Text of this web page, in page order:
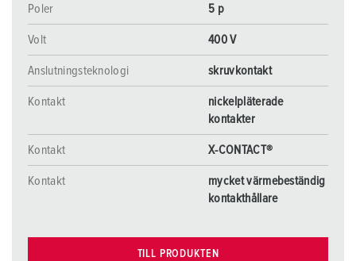
Poler 5 p
Volt 400 V
Anslutningsteknologi skruvkontakt
Kontakt
nickelpläterade
kontakter
Kontakt X-CONTACT®
Kontakt
mycket värmebeständig
kontakthållare
TILL PRODUKTEN